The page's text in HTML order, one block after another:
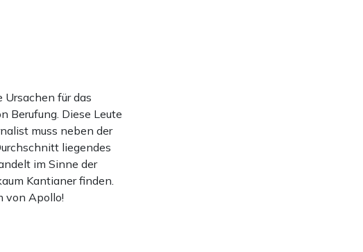
für das
Berufung. Diese Leute
muss neben der
liegendes
im Sinne der
Kantianer finden.
von Apollo!